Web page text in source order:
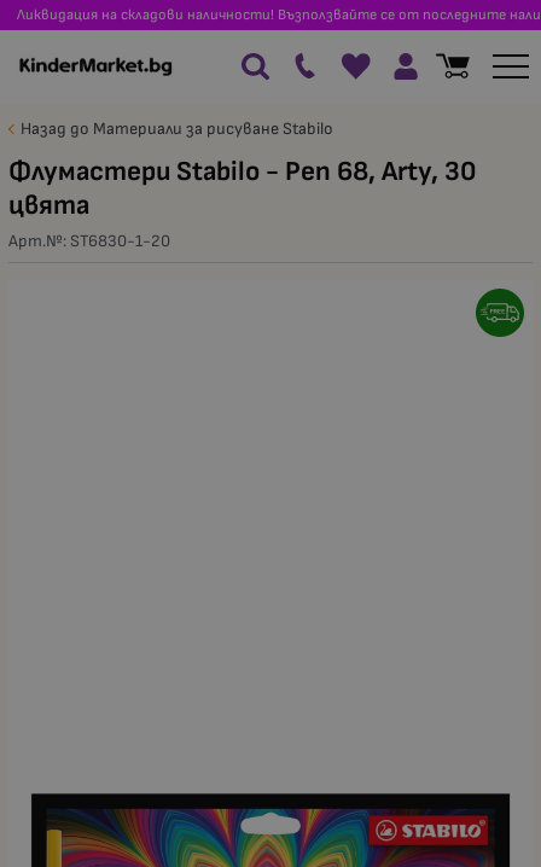
Ликвидация на складови наличности! Възползвайте се от последните
Назад до Материали за рисуване Stabilo
Флумастери Stabilo - Pen 68, Arty, 30
цвята
Арт.№: ST6830-1-20